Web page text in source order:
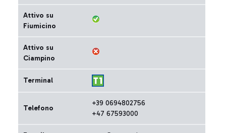
Attivo su
Fiumicino
Attivo su
Ciampino
Terminal
Telefono
+39 0694802756
+47 67593000